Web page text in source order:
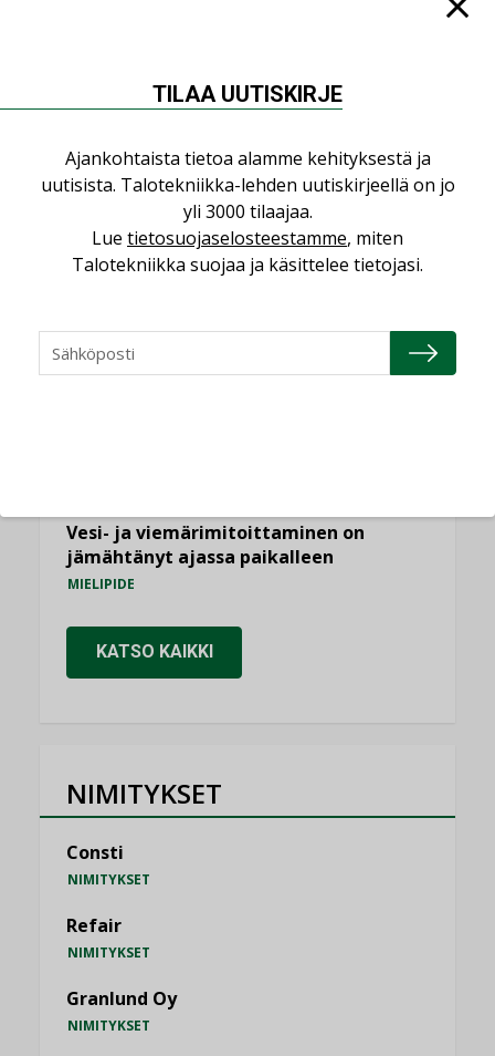
NÄKÖKULMIA
Puheista tekoihin – uusin teknologia
käyttöön kiinteistöissä
Sähköistäminen säästää euroja
Yli miljoona kotia on vailla toimivaa
ilmanvaihtoa
Vesi- ja viemärimitoittaminen on
jämähtänyt ajassa paikalleen
MIELIPIDE
KATSO KAIKKI
NIMITYKSET
Consti
NIMITYKSET
Refair
NIMITYKSET
Granlund Oy
NIMITYKSET
TILAA UUTISKIRJE
Ajankohtaista tietoa alamme kehityksestä ja
uutisista. Talotekniikka-lehden uutiskirjeellä on jo
yli 3000 tilaajaa.
Lue tietosuojaselosteestamme, miten
Talotekniikka suojaa ja käsittelee tietojasi.